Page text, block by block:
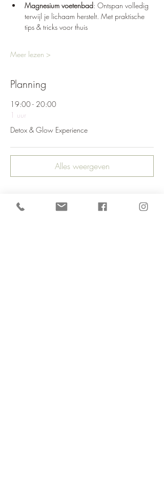
Magnesium voetenbad: Ontspan volledig
terwijl je lichaam herstelt. Met praktische
tips & tricks voor thuis
Meer lezen >
Planning
19:00 - 20:00
1 uur
Detox & Glow Experience
Alles weergeven
Tickets